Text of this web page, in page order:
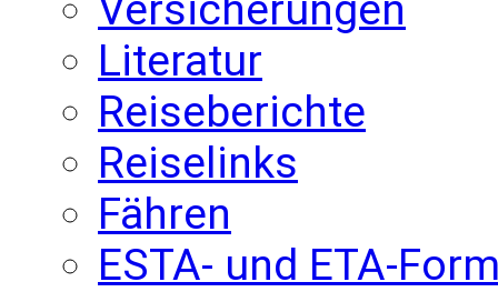
Literatur
Reiseberichte
Reiselinks
Fähren
ESTA- und ETA-